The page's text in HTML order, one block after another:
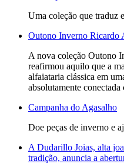
Uma coleção que traduz
Outono Inverno Ricardo
A nova coleção Outono
reafirmou aquilo que a
alfaiataria clássica em
absolutamente
Campanha do Agasalho
Doe peças de inverno e
A Dudarillo Joias, alta
tradição, anuncia a